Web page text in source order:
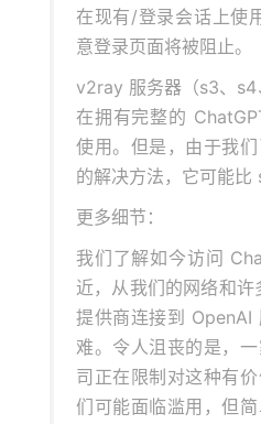
在现有/登录会话上使
意登录页面将被阻止。
v2ray 服务器（s3、
在拥有完整的
使用。但是，由于我
的解决方法，它可能比
更多细节：
我们了解如今访问
近，从我们的网络和
提供商连接到 OpenAI
难。令人沮丧的是，
司正在限制对这种有
们可能面临滥用，但